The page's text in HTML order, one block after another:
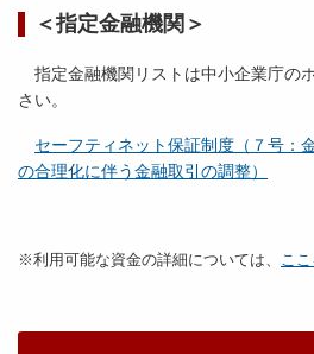
＜指定金融機関＞
指定金融機関リストは中小企業庁の
さい。
セーフティネット保証制度（７号：
の合理化に伴う金融取引の調整）
※利用可能な資金の詳細については、 こ